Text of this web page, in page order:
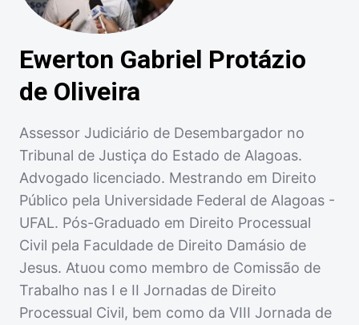
​Ewerton Gabriel Protázio
de Oliveira
Assessor Judiciário de Desembargador no
Tribunal de Justiça do Estado de Alagoas.
Advogado licenciado. Mestrando em Direito
Público pela Universidade Federal de Alagoas -
UFAL. Pós-Graduado em Direito Processual
Civil pela Faculdade de Direito Damásio de
Jesus. Atuou como membro de Comissão de
Trabalho nas I e II Jornadas de Direito
Processual Civil, bem como da VIII Jornada de